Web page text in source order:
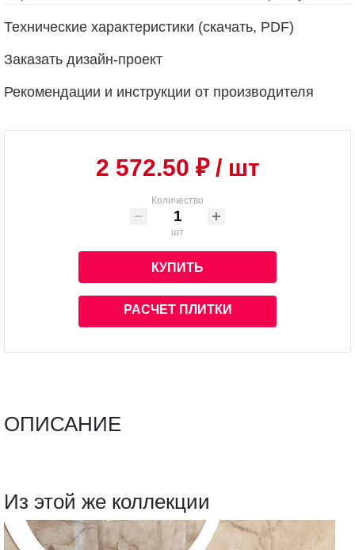
Технические характеристики (скачать, PDF)
Заказать дизайн-проект
Рекомендации и инструкции от производителя
2 572.50 ₽/ шт
Количество
шт
КУПИТЬ
РАСЧЕТ ПЛИТКИ
ОПИСАНИЕ
Из этой же коллекции